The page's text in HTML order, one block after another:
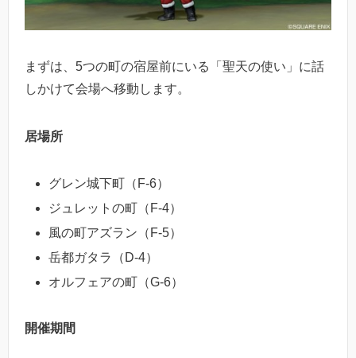
まずは、5つの町の宿屋前にいる「聖天の使い」に話
しかけて会場へ移動します。
居場所
グレン城下町（F-6）
ジュレットの町（F-4）
風の町アズラン（F-5）
岳都ガタラ（D-4）
オルフェアの町（G-6）
開催期間